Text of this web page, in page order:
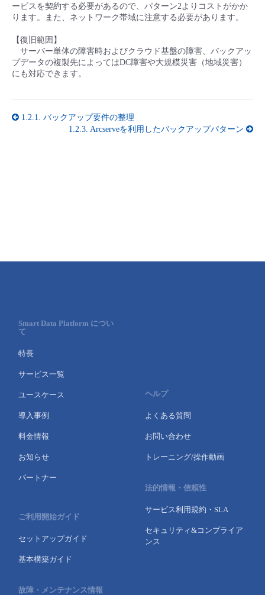
ービスを契約する必要があるので、パターン2よりコストがかか
ります。また、ネットワーク帯域に注意する必要があります。
【復旧範囲】
サーバー単体の障害時およびクラウド基盤の障害、バックアッ
プデータの複製先によってはDC障害や大規模災害（地域災害）
にも対応できます。
1.2.1. バックアップ要件の整理
1.2.3. Arcserveを利用したバックアップパターン
Smart Data Platform につい
て
特長
サービス一覧
ユースケース
導入事例
料金情報
お知らせ
パートナー
ご利用開始ガイド
セットアップガイド
基本構築ガイド
故障・メンテナンス情報
ヘルプ
よくある質問
お問い合わせ
トレーニング/操作動画
法的情報・信頼性
サービス利用規約・SLA
セキュリティ&コンプライア
ンス